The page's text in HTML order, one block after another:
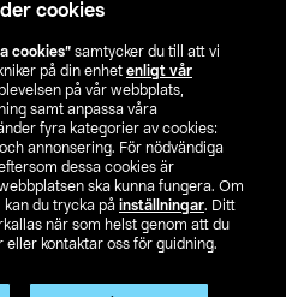
cookies
cookies” samtycker du till att vi
på din enhet enligt vår
på vår webbplats,
samt anpassa våra
fyra kategorier av cookies:
annonsering. För nödvändiga
dessa cookies är
ska kunna fungera. Om
kan du trycka på inställningar. Ditt
när som helst genom att du
kontaktar oss för guidning.
butik
NO FI